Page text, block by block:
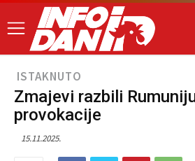
ISTAKNUTO
Zmajevi razbili
provokacije
15.11.2025.